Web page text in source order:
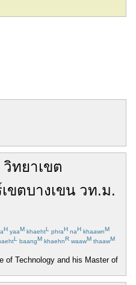
วิทยาเขต
เขตบางเขน วท.ม.
H yaaM khaehtL phraH naH khaawnM
L baangM khaehnR waawM thaawM
of Technology and his Master of